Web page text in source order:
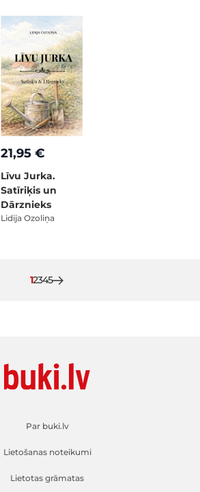
21,95 €
Līvu Jurka.
Satīriķis un
Dārznieks
Lidija Ozoliņa
Pašlaik lasāt lapu
1Lapa
2Lapa
3Lapa
4Lapa
5
Par buki.lv
Lietošanas noteikumi
Lietotas grāmatas